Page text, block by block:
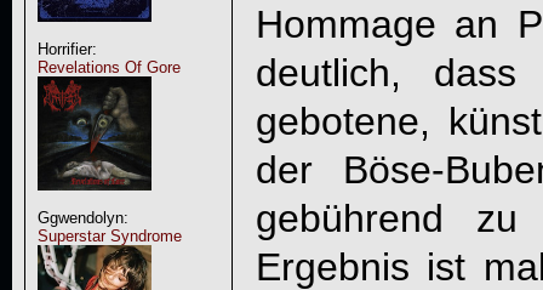
Horrifier:
Revelations Of Gore
Ggwendolyn:
Superstar Syndrome
Hommage an
deutlich,
gebotene,
der Böse-
gebührend
Ergebnis ist